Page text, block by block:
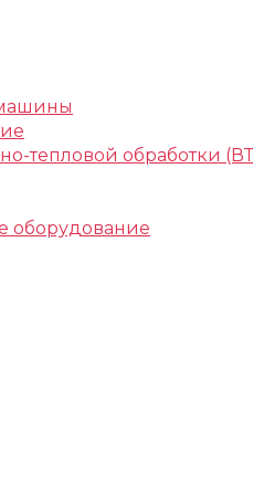
тепловой обработки